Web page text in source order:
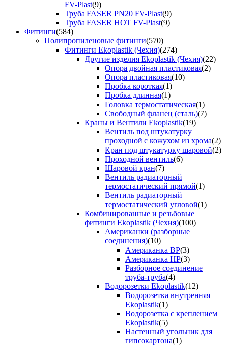
FV-Plast(9)
Труба FASER PN20 FV-Plast(9)
Труба FASER HOT FV-Plast(9)
Фитинги(584)
Полипропиленовые фитинги(570)
Фитинги Ekoplastik (Чехия)(274)
Другие изделия Ekoplastik (Чехия)(22)
Опора двойная пластиковая(2)
Опора пластиковая(10)
Пробка короткая(1)
Пробка длинная(1)
Головка термостатическая(1)
Свободный фланец (сталь)(7)
Краны и Вентили Ekoplastik(19)
Вентиль под штукатурку
проходной с кожухом из хрома(2)
Кран под штукатурку шаровой(2)
Проходной вентиль(6)
Шаровой кран(7)
Вентиль радиаторный
термостатический прямой(1)
Вентиль радиаторный
термостатический угловой(1)
Комбинированные и резьбовые
фитинги Ekoplastik (Чехия)(100)
Американки (разборные
соединения)(10)
Американка ВР(3)
Американка НР(3)
Разборное соединение
труба-труба(4)
Водорозетки Ekoplastik(12)
Водорозетка внутренняя
Ekoplastik(1)
Водорозетка с креплением
Ekoplastik(5)
Настенный угольник для
гипсокартона(1)